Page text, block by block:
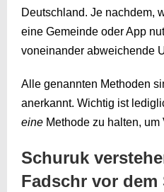
Deutschland. Je nachdem,
eine Gemeinde oder App
voneinander abweichende
Alle genannten Methoden
anerkannt. Wichtig ist
eine Methode zu halten,
Schuruk
Fadschr vor